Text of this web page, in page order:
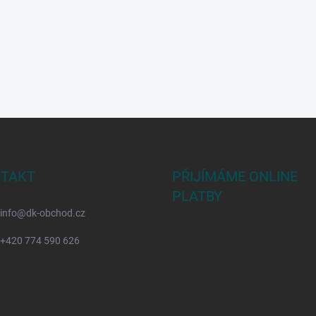
info@dk-obchod.cz
+420 774 590 626
PŘIJÍMÁME ONLINE
PLATBY